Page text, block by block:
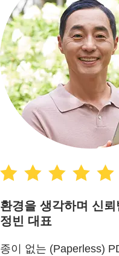
환경을 생각하며 신
정빈 대표
종이 없는 (Paperless)